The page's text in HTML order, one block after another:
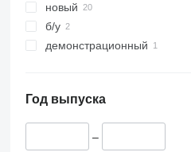
новый
б/у
демонстрационный
Год выпуска
–